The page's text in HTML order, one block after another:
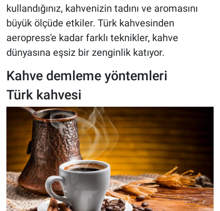
kullandığınız, kahvenizin tadını ve aromasını
büyük ölçüde etkiler. Türk kahvesinden
aeropress'e kadar farklı teknikler, kahve
dünyasına eşsiz bir zenginlik katıyor.
Kahve demleme yöntemleri
Türk kahvesi